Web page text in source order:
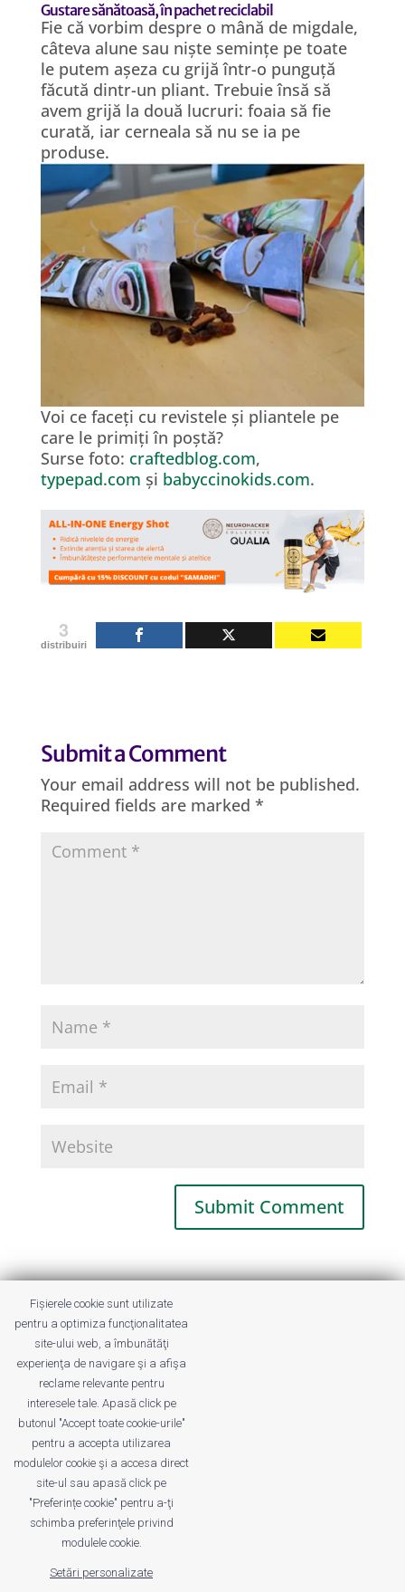
Gustare sănătoasă, în pachet reciclabil
Fie că vorbim despre o mână de migdale,
câteva alune sau niște semințe pe toate
le putem așeza cu grijă într-o punguță
făcută dintr-un pliant. Trebuie însă să
avem grijă la două lucruri: foaia să fie
curată, iar cerneala să nu se ia pe
produse.
Voi ce faceți cu revistele și pliantele pe
care le primiți în poștă?
Surse foto: craftedblog.com,
typepad.com și babyccinokids.com.
3
distribuiri
Submit a Comment
Your email address will not be published.
Required fields are marked *
This site uses Akismet to reduce spam.
Learn how your comment data is
processed.
Despre noi Publicitate
Privacy
© UrbanKID. Proiect dezvoltat de Dana și
Fișierele cookie sunt utilizate
pentru a optimiza funcţionalitatea
site-ului web, a îmbunătăţi
experienţa de navigare şi a afişa
reclame relevante pentru
interesele tale. Apasă click pe
butonul "Accept toate cookie-urile"
pentru a accepta utilizarea
modulelor cookie şi a accesa direct
site-ul sau apasă click pe
"Preferințe cookie" pentru a-ţi
schimba preferinţele privind
modulele cookie.
Setări personalizate